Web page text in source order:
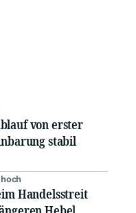
von erster
stabil
Handelsstreit